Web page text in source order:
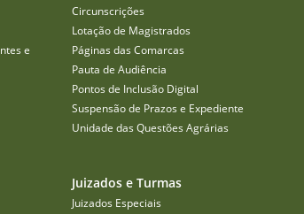
e
Circunscrições
Lotação de Magistrados
Páginas das Comarcas
Pauta de Audiência
Pontos de Inclusão Digital
Suspensão de Prazos e Expediente
Unidade das Questões Agrárias
Juizados e Turmas
Juizados Especiais